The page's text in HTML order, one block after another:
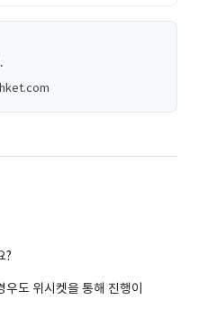
?
도 위시켓을 통해 진행이